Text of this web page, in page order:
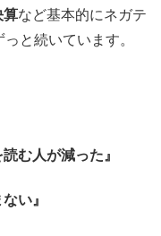
算など基本的にネガテ
と続いています。
む人が減った』
い』